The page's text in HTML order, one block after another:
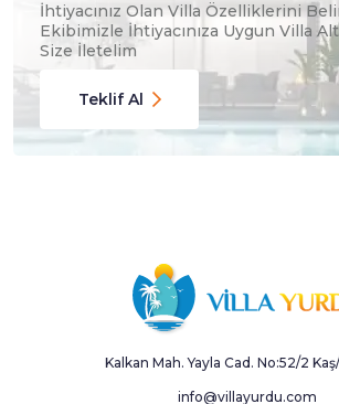
İhtiyacınız Olan Villa Özelliklerini
Ekibimizle İhtiyacınıza Uygun Villa
Size İletelim
Teklif Al
Kalkan Mah. Yayla Cad. No:52/2
info@villayurdu.com